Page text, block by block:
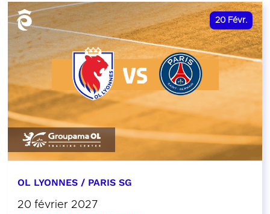
20 Févr.
OL LYONNES / PARIS SG
20 février 2027